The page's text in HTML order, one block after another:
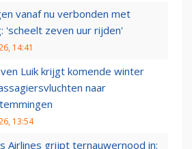
vanaf nu verbonden met
'scheelt zeven uur rijden'
14:41
Luik krijgt komende winter
naar
13:54
Airlines grijpt ternauwernood in: